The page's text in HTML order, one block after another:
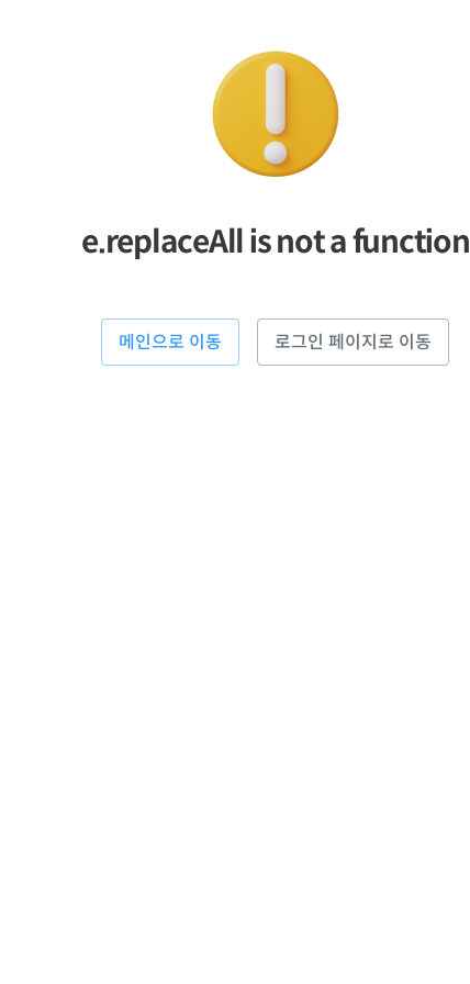
e.replaceAll is not a function
메인으로 이동 로그인 페이지로 이동